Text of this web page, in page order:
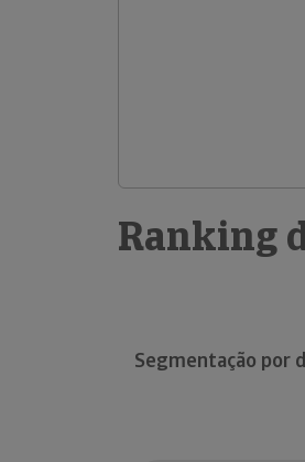
Ranking
Segmentação por